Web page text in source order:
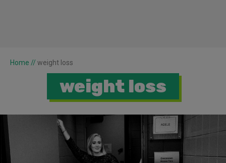
Home // weight loss
weight loss